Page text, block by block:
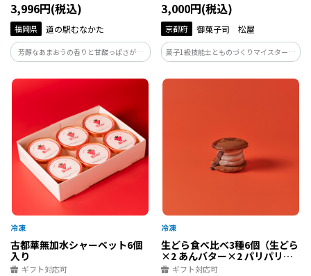
3,996円(税込)
福岡県 道の駅むなかた
芳醇なあまおうの香りと甘酸っぱさが口
の中に広がり、優しい味わいのプリンと
のハーモニーを楽しめます。
3,000円(税込)
京都府 御菓子司 松屋
菓子1級技能士とものづくりマイスターが
丹精込めて丁寧に仕上げ、口当たりのどご
しのなめらかなお芋の優しい味わいと甘
古都華無加水シャーベット6個
入り
ギフト対応可
生どら食べ比べ3種6個（生どら
×2 あんバター×2 パリパリシ
ョコラ×2)
ギフト対応可